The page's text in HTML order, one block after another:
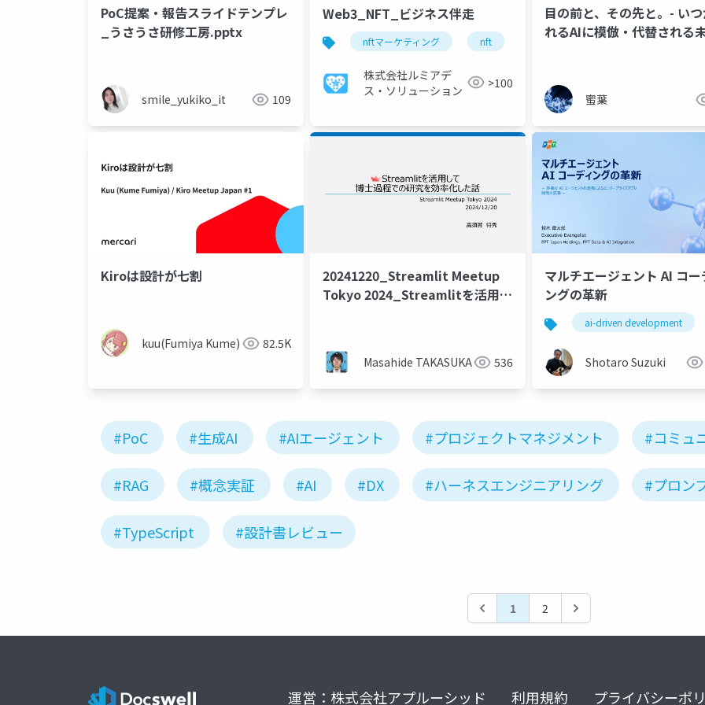
PoC提案・報告スライドテンプレ
_うさうさ研修工房.pptx
smile_yukiko_it 109
Web3_NFT_ビジネス伴走
nftマーケティング nft web3 新規事業開発
株式会社ルミアデ
ス・ソリューション
>100
目の前と、その先と。- い
れるAIに模倣・代替される
蜜葉
Kiroは設計が七割
kuu(Fumiya Kume) 82.5K
20241220_Streamlit Meetup
Tokyo 2024_Streamlitを活用し
Masahide TAKASUKA 536
マルチエージェント AI コー
ングの革新
ai-driven development
Shotaro Suzuki
#PoC #生成AI #AIエージェント #プロジェクトマネジメント #コミュ
#RAG #概念実証 #AI #DX #ハーネスエンジニアリング #プロン
#TypeScript #設計書レビュー
1 2
運営：株式会社アプルーシッド 利用規約 プライバシーポ